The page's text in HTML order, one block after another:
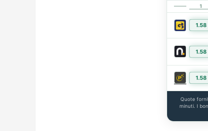
1
1.58
1.58
1.58
Quote
minuti. I